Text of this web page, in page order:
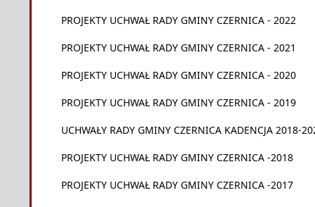
PROJEKTY UCHWAŁ RADY GMINY CZERNICA - 2022
PROJEKTY UCHWAŁ RADY GMINY CZERNICA - 2021
PROJEKTY UCHWAŁ RADY GMINY CZERNICA - 2020
PROJEKTY UCHWAŁ RADY GMINY CZERNICA - 2019
UCHWAŁY RADY GMINY CZERNICA KADENCJA 2018-
PROJEKTY UCHWAŁ RADY GMINY CZERNICA -2018
PROJEKTY UCHWAŁ RADY GMINY CZERNICA -2017